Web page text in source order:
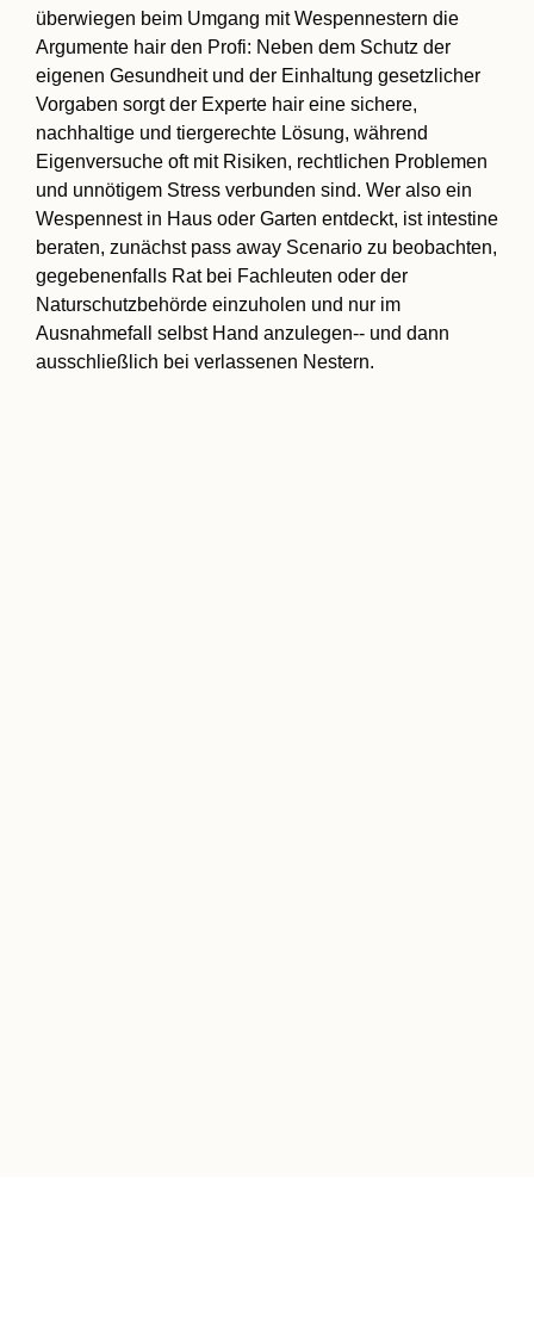
überwiegen beim Umgang mit Wespennestern die
Argumente hair den Profi: Neben dem Schutz der
eigenen Gesundheit und der Einhaltung gesetzlicher
Vorgaben sorgt der Experte hair eine sichere,
nachhaltige und tiergerechte Lösung, während
Eigenversuche oft mit Risiken, rechtlichen Problemen
und unnötigem Stress verbunden sind. Wer also ein
Wespennest in Haus oder Garten entdeckt, ist intestine
beraten, zunächst pass away Scenario zu beobachten,
gegebenenfalls Rat bei Fachleuten oder der
Naturschutzbehörde einzuholen und nur im
Ausnahmefall selbst Hand anzulegen-- und dann
ausschließlich bei verlassenen Nestern.